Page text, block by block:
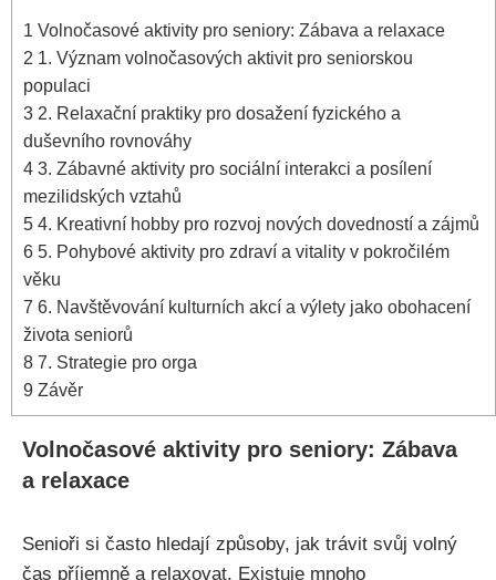
1 Volnočasové aktivity pro seniory: Zábava a relaxace
2 1. Význam volnočasových aktivit pro seniorskou
populaci
3 2. Relaxační praktiky pro dosažení fyzického a
duševního rovnováhy
4 3. Zábavné aktivity pro sociální interakci a posílení
mezilidských vztahů
5 4. Kreativní hobby pro rozvoj nových dovedností a zájmů
6 5. Pohybové aktivity pro zdraví a vitality v pokročilém
věku
7 6. Navštěvování kulturních akcí a výlety jako obohacení
života seniorů
8 7. Strategie pro orga
9 Závěr
Volnočasové aktivity pro seniory: Zábava
a relaxace
Senioři si často hledají způsoby, jak trávit svůj volný
čas příjemně a relaxovat. Existuje mnoho